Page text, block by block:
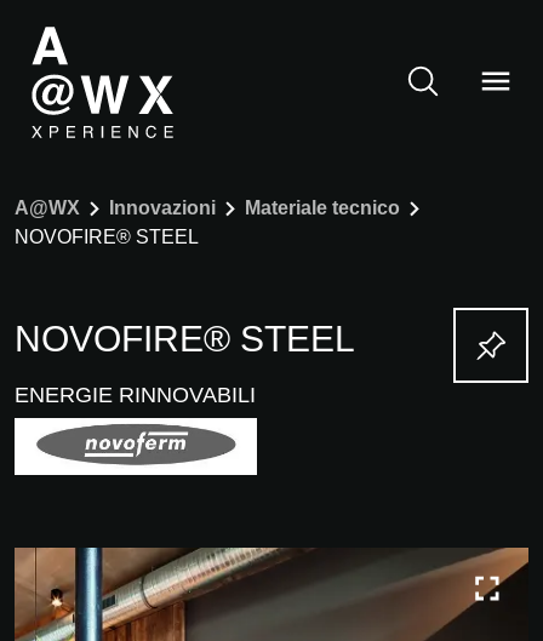
A@WX Innovazioni
Materiale tecnico
NOVOFIRE® STEEL
NOVOFIRE® STEEL
ENERGIE RINNOVABILI